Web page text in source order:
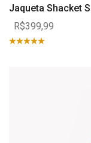
Jaqueta Shacket
R$399,99